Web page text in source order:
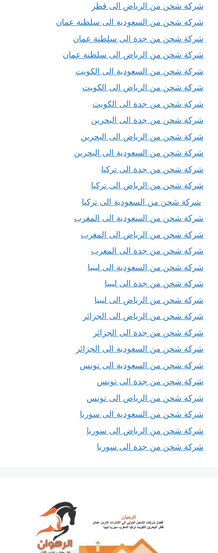
شركة شحن من الرياض الى قطر
شركة شحن من السعودية الى سلطنة عمان
شركة شحن من جدة الى سلطنة عمان
شركة شحن من الرياض الى سلطنة عمان
شركة شحن من السعودية الى الكويت
شركة شحن من الرياض الى الكويت
شركة شحن من جدة الى الكويت
شركة شحن من جدة الى البحرين
شركة شحن من الرياض الى البحرين
شركة شحن من السعودية الى البحرين
شركة شحن من جدة الى تركيا
شركة شحن من الرياض الى تركيا
شركة شحن من السعودية الى تركيا
شركة شحن من السعودية الى المغرب
شركة شحن من الرياض الى المغرب
شركة شحن من جدة الى المغرب
شركة شحن من السعودية الى ليبيا
شركة شحن من جدة الى ليبيا
شركة شحن من الرياض الى ليبيا
شركة شحن من الرياض الى الجزائر
شركة شحن من جدة الى الجزائر
شركة شحن من السعودية الى الجزائر
شركة شحن من السعودية الى تونس
شركة شحن من جدة الى تونس
شركة شحن من الرياض الى تونس
شركة شحن من السعودية الى سوريا
شركة شحن من الرياض الى سوريا
شركة شحن من جدة الى سوريا